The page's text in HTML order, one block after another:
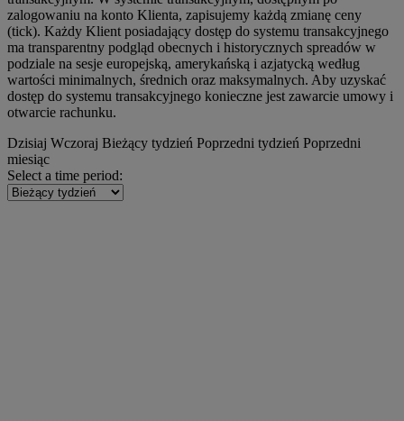
zalogowaniu na konto Klienta, zapisujemy każdą zmianę ceny
(tick). Każdy Klient posiadający dostęp do systemu transakcyjnego
ma transparentny podgląd obecnych i historycznych spreadów w
podziale na sesje europejską, amerykańską i azjatycką według
wartości minimalnych, średnich oraz maksymalnych. Aby uzyskać
dostęp do systemu transakcyjnego konieczne jest zawarcie umowy i
otwarcie rachunku.
Dzisiaj Wczoraj Bieżący tydzień Poprzedni tydzień Poprzedni
miesiąc
Select a time period: